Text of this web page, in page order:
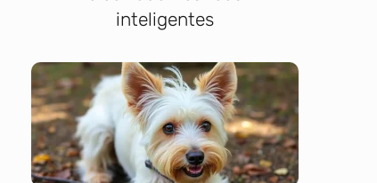
inteligentes